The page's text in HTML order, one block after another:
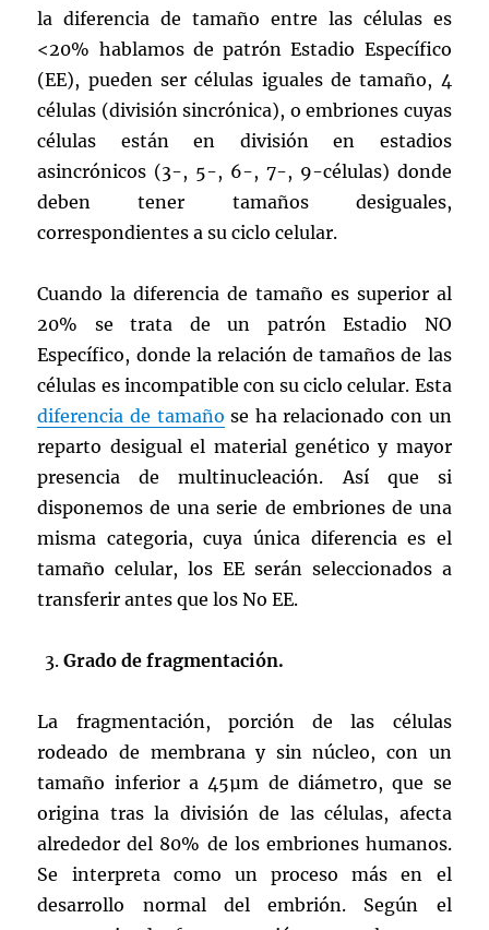
la diferencia de tamaño entre las células es
<20% hablamos de patrón Estadio Específico
(EE), pueden ser células iguales de tamaño, 4
células (división sincrónica), o embriones cuyas
células están en división en estadios
asincrónicos (3-, 5-, 6-, 7-, 9-células) donde
deben tener tamaños desiguales,
correspondientes a su ciclo celular.
Cuando la diferencia de tamaño es superior al
20% se trata de un patrón Estadio NO
Específico, donde la relación de tamaños de las
células es incompatible con su ciclo celular. Esta
diferencia de tamaño se ha relacionado con un
reparto desigual el material genético y mayor
presencia de multinucleación. Así que si
disponemos de una serie de embriones de una
misma categoria, cuya única diferencia es el
tamaño celular, los EE serán seleccionados a
transferir antes que los No EE.
Grado de fragmentación.
La fragmentación, porción de las células
rodeado de membrana y sin núcleo, con un
tamaño inferior a 45µm de diámetro, que se
origina tras la división de las células, afecta
alrededor del 80% de los embriones humanos.
Se interpreta como un proceso más en el
desarrollo normal del embrión. Según el